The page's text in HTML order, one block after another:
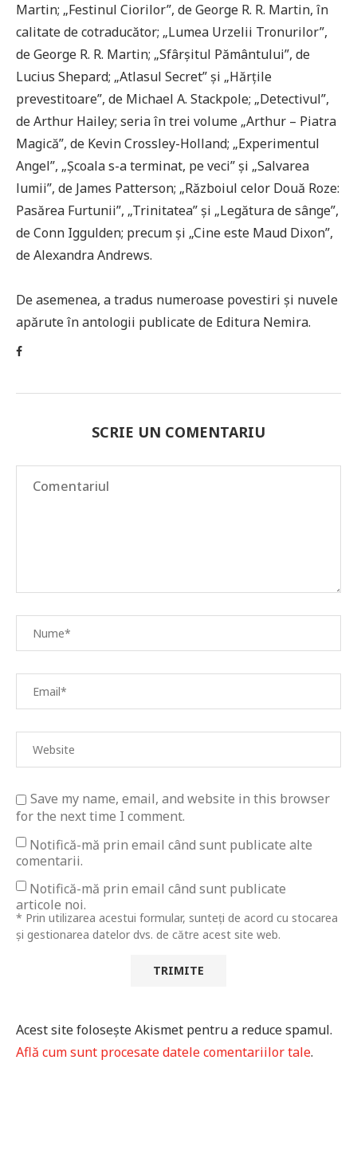
Martin; „Festinul Ciorilor”, de George R. R. Martin, în
calitate de cotraducător; „Lumea Urzelii Tronurilor”,
de George R. R. Martin; „Sfârșitul Pământului”, de
Lucius Shepard; „Atlasul Secret” și „Hărțile
prevestitoare”, de Michael A. Stackpole; „Detectivul”,
de Arthur Hailey; seria în trei volume „Arthur – Piatra
Magică”, de Kevin Crossley-Holland; „Experimentul
Angel”, „Școala s-a terminat, pe veci” și „Salvarea
lumii”, de James Patterson; „Războiul celor Două Roze:
Pasărea Furtunii”, „Trinitatea” și „Legătura de sânge”,
de Conn Iggulden; precum și „Cine este Maud Dixon”,
de Alexandra Andrews.
De asemenea, a tradus numeroase povestiri și nuvele
apărute în antologii publicate de Editura Nemira.
SCRIE UN COMENTARIU
Save my name, email, and website in this browser
for the next time I comment.
Notifică-mă prin email când sunt publicate alte
comentarii.
Notifică-mă prin email când sunt publicate
articole noi.
* Prin utilizarea acestui formular, sunteți de acord cu stocarea
și gestionarea datelor dvs. de către acest site web.
Acest site folosește Akismet pentru a reduce spamul.
Află cum sunt procesate datele comentariilor tale.